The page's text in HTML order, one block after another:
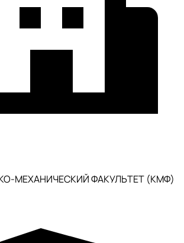
МЕХАНИЧЕСКИЙ ФАКУЛЬТЕТ (КМФ)